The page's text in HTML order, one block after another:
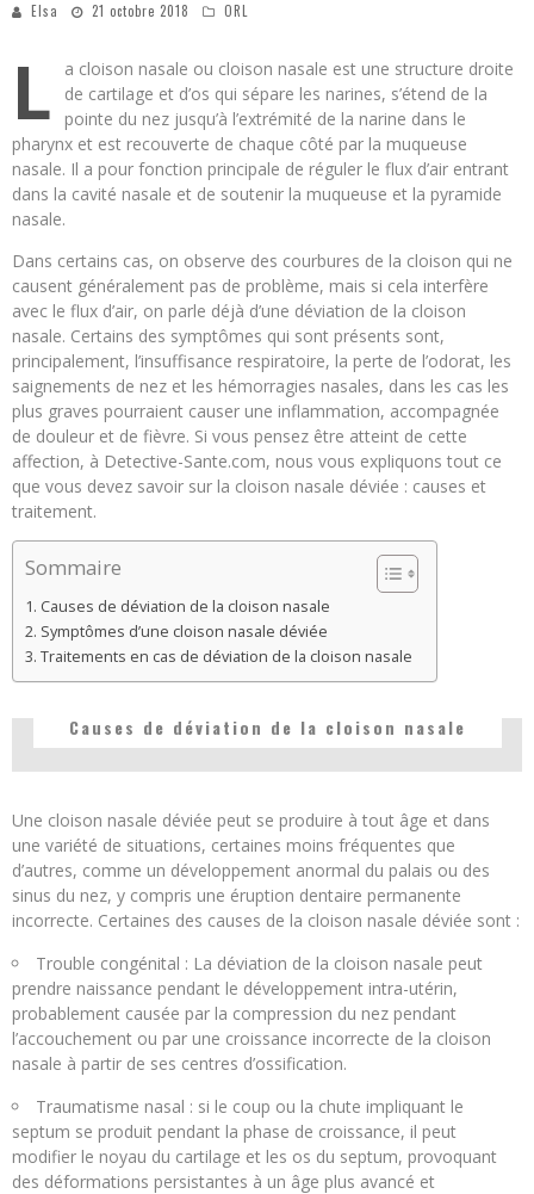
Elsa 21 octobre 2018 ORL
L
a cloison nasale ou cloison nasale est une structure droite
de cartilage et d’os qui sépare les narines, s’étend de la
pointe du nez jusqu’à l’extrémité de la narine dans le
pharynx et est recouverte de chaque côté par la muqueuse
nasale. Il a pour fonction principale de réguler le flux d’air entrant
dans la cavité nasale et de soutenir la muqueuse et la pyramide
nasale.
Dans certains cas, on observe des courbures de la cloison qui ne
causent généralement pas de problème, mais si cela interfère
avec le flux d’air, on parle déjà d’une déviation de la cloison
nasale. Certains des symptômes qui sont présents sont,
principalement, l’insuffisance respiratoire, la perte de l’odorat, les
saignements de nez et les hémorragies nasales, dans les cas les
plus graves pourraient causer une inflammation, accompagnée
de douleur et de fièvre. Si vous pensez être atteint de cette
affection, à Detective-Sante.com, nous vous expliquons tout ce
que vous devez savoir sur la cloison nasale déviée : causes et
traitement.
Sommaire
Causes de déviation de la cloison nasale
Symptômes d’une cloison nasale déviée
Traitements en cas de déviation de la cloison nasale
Causes de déviation de la cloison nasale
Une cloison nasale déviée peut se produire à tout âge et dans
une variété de situations, certaines moins fréquentes que
d’autres, comme un développement anormal du palais ou des
sinus du nez, y compris une éruption dentaire permanente
incorrecte. Certaines des causes de la cloison nasale déviée sont :
Trouble congénital : La déviation de la cloison nasale peut
prendre naissance pendant le développement intra-utérin,
probablement causée par la compression du nez pendant
l’accouchement ou par une croissance incorrecte de la cloison
nasale à partir de ses centres d’ossification.
Traumatisme nasal : si le coup ou la chute impliquant le
septum se produit pendant la phase de croissance, il peut
modifier le noyau du cartilage et les os du septum, provoquant
des déformations persistantes à un âge plus avancé et